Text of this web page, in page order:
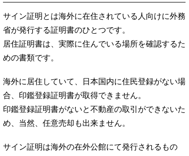
サイン証明とは海外に在住されている人向けに外務
省が発行する証明書のひとつです。
居住証明書は、実際に住んでいる場所を確認するた
めの書類です。
海外に居住していて、日本国内に住民登録がない場
合、印鑑登録証明書が取得できません。
印鑑登録証明書がないと不動産の取引ができないた
め、当然、任意売却も出来ません。
サイン証明は海外の在外公館にて発行されるもの